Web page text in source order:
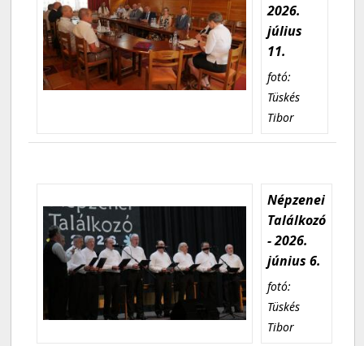
2026.
július
11.
fotó:
Tüskés
Tibor
Népzenei
Találkozó
- 2026.
június 6.
fotó:
Tüskés
Tibor